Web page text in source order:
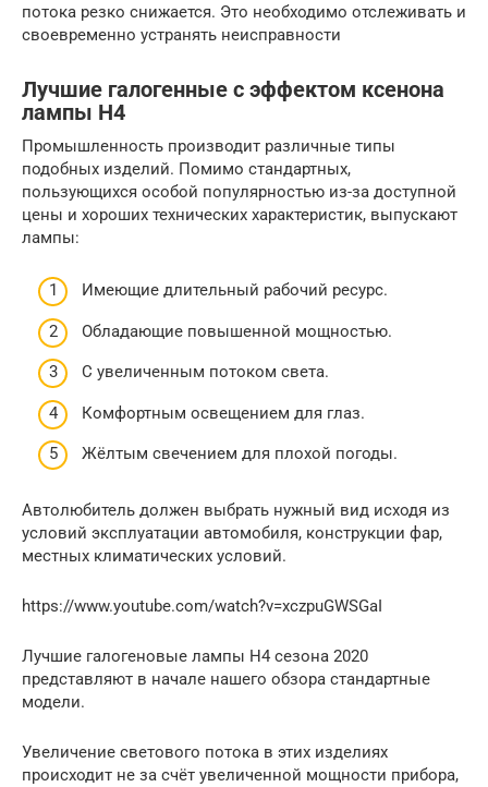
потока резко снижается. Это необходимо отслеживать и
своевременно устранять неисправности
Лучшие галогенные с эффектом ксенона
лампы H4
Промышленность производит различные типы
подобных изделий. Помимо стандартных,
пользующихся особой популярностью из-за доступной
цены и хороших технических характеристик, выпускают
лампы:
Имеющие длительный рабочий ресурс.
Обладающие повышенной мощностью.
С увеличенным потоком света.
Комфортным освещением для глаз.
Жёлтым свечением для плохой погоды.
Автолюбитель должен выбрать нужный вид исходя из
условий эксплуатации автомобиля, конструкции фар,
местных климатических условий.
https://www.youtube.com/watch?v=xczpuGWSGaI
Лучшие галогеновые лампы H4 сезона 2020
представляют в начале нашего обзора стандартные
модели.
Увеличение светового потока в этих изделиях
происходит не за счёт увеличенной мощности прибора,